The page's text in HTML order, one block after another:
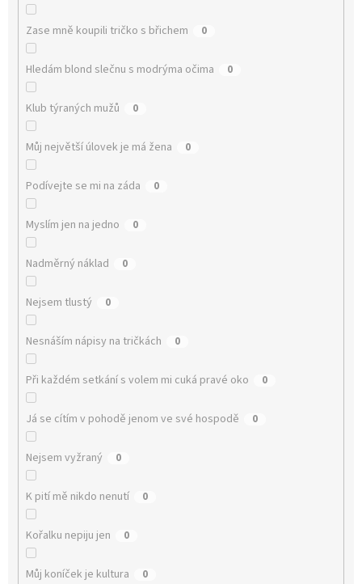
Zase mně koupili tričko s břichem 0
Hledám blond slečnu s modrýma očima 0
Klub týraných mužů 0
Můj největší úlovek je má žena 0
Podívejte se mi na záda 0
Myslím jen na jedno 0
Nadměrný náklad 0
Nejsem tlustý 0
Nesnáším nápisy na tričkách 0
Při každém setkání s volem mi cuká pravé oko 0
Já se cítím v pohodě jenom ve své hospodě 0
Nejsem vyžraný 0
K pití mě nikdo nenutí 0
Kořalku nepiju jen 0
Můj koníček je kultura 0